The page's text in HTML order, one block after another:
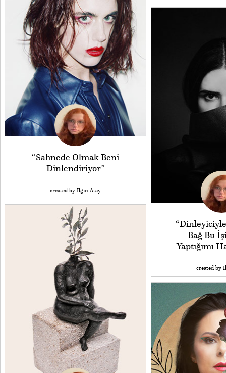
“Sahnede Olmak Beni
Dinlendiriyor”
created by Ilgın Atay
Bağ Bu
Yaptığımı
created by